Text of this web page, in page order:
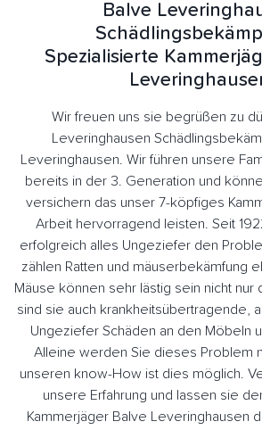
Balve
Spezialisierte
Wir freuen uns sie begrüßen zu
Leveringhausen
Leveringhausen. Wir führen unsere
bereits in der 3. Generation und
versichern das unser 7-köpfiges
Arbeit hervorragend leisten. Seit
erfolgreich alles Ungeziefer den
zählen Ratten und mäuserbekämfung
Mäuse können sehr lästig sein nicht nur
sind sie auch krankheitsübertragende,
Ungeziefer Schäden an den Möbeln
Alleine werden Sie dieses Problem
unseren know-How ist dies möglich.
unsere Erfahrung und lassen sie
Kammerjäger Balve Leveringhausen